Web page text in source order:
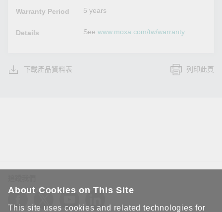
Warranty Period 5 years
Details Seewww.moxa.com/tw/warranty
下載產品資料表 列印此頁
About Cookies on This Site
This site uses cookies and related technologies for